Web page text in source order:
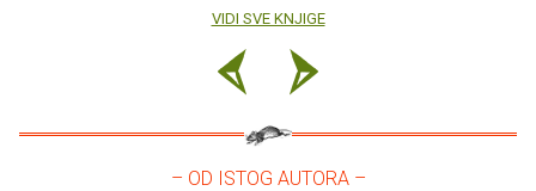
VIDI SVE KNJIGE
– OD ISTOG AUTORA –